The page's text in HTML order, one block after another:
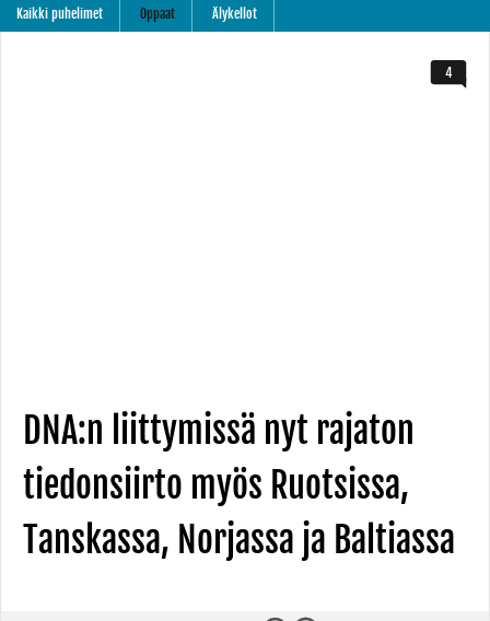
Kaikki puhelimet Oppaat Älykellot
DNA:n liittymissä nyt rajaton
tiedonsiirto myös Ruotsissa,
Tanskassa, Norjassa ja Baltiassa
4